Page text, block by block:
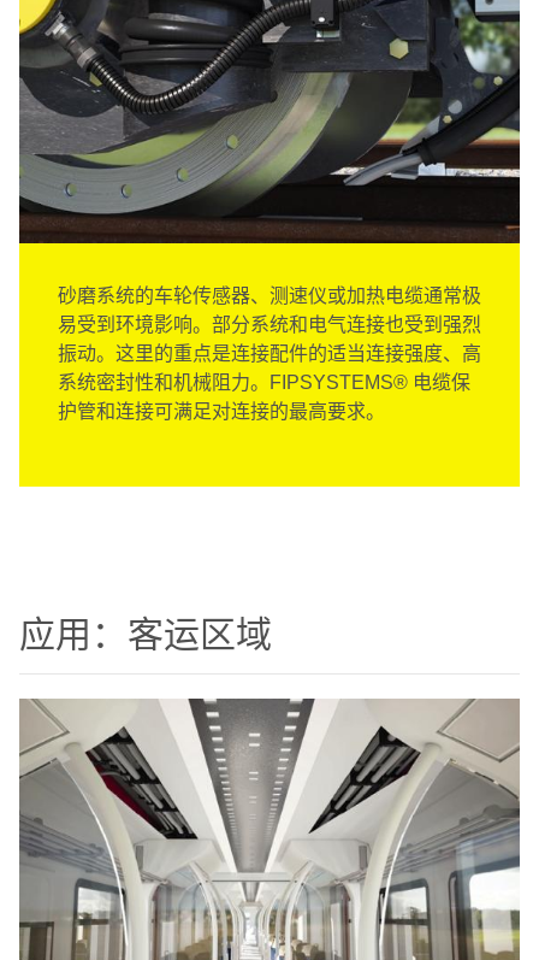
砂磨系统的车轮传感器、测速仪或加热电缆通常极
易受到环境影响。部分系统和电气连接也受到强烈
振动。这里的重点是连接配件的适当连接强度、高
系统密封性和机械阻力。FIPSYSTEMS® 电缆保
护管和连接可满足对连接的最高要求。
应用：客运区域